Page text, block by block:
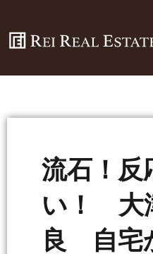
流石！反
い！ 大
良 自宅